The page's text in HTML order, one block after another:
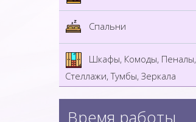
Спальни
Шкафы, Комоды, Пеналы,
Стеллажи, Тумбы, Зеркала
Время работы